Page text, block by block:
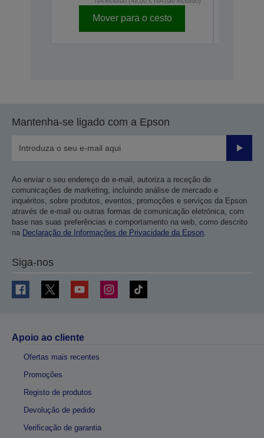
Mover para o cesto
Mantenha-se ligado com a Epson
Enviar
Ao enviar o seu endereço de e-mail, autoriza a receção de
comunicações de marketing, incluindo análise de mercado e
inquéritos, sobre produtos, eventos, promoções e serviços da Epson
através de e-mail ou outras formas de comunicação eletrónica, com
base nas suas preferências e comportamento na web, como descrito
na Declaração de Informações de Privacidade da Epson
Siga-nos
Apoio ao cliente
Ofertas mais recentes
Promoções
Registo de produtos
Devolução de pedido
Verificação de garantia